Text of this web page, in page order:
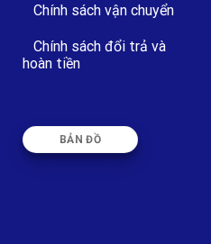
Chính sách vận chuyển
Chính sách đổi trả và
hoàn tiền
BẢN ĐỒ